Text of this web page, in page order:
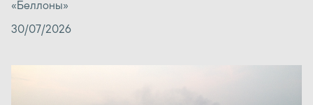
«Беллоны»
30/07/2026